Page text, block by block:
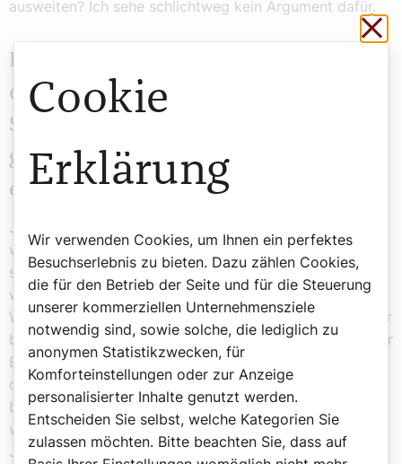
ausweiten? Ich sehe schlichtweg kein Argument dafür.
Ein wichtiger Aspekt von Arbeit ist
die sogenannte Care-Arbeit, also
Sorge-Arbeit, meist von Frauen
geleistet. Sind nicht diese Frauen die
echten Leistungsträgerinnen?
Ja, zweifellos. Die vergangene Pandemie hat ja gezeigt,
welche Berufe wirklich gesellschaftlich systemrelevant
sind, als bei den Lockdowns vieles aufrechterhalten
werden musste. Da hat man plötzlich eine ganz andere
Wahrnehmung für diese Berufe bekommen, die sich aber
bis jetzt in den meisten Fällen nicht in der Bezahlung der
Betroffenen niederschlägt. Man hat die Pflegekräfte in
den Spitälern und in den Alten- wie auch Pflegeheimen
beklatscht, aber an ihrer finanziellen Situation hat sich
wenig geändert. Während andere, oft hoch bezahlte
Jobs locker von zu Hause aus oder auch am Computer
Cookie
Erklärung
Wir verwenden Cookies, um Ihnen ein perfektes
Besuchserlebnis zu bieten. Dazu zählen Cookies,
die für den Betrieb der Seite und für die Steuerung
unserer kommerziellen Unternehmensziele
notwendig sind, sowie solche, die lediglich zu
anonymen Statistikzwecken, für
Komforteinstellungen oder zur Anzeige
personalisierter Inhalte genutzt werden.
Entscheiden Sie selbst, welche Kategorien Sie
zulassen möchten. Bitte beachten Sie, dass auf